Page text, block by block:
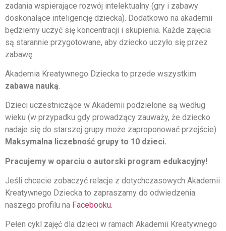
zadania wspierające rozwój intelektualny (gry i zabawy
doskonalące inteligencję dziecka). Dodatkowo na akademii
będziemy uczyć się koncentracji i skupienia. Każde zajęcia
są starannie przygotowane, aby dziecko uczyło się przez
zabawę.
Akademia Kreatywnego Dziecka to przede wszystkim
zabawa nauką.
Dzieci uczestniczące w Akademii podzielone są według
wieku (w przypadku gdy prowadzący zauważy, że dziecko
nadaje się do starszej grupy może zaproponować przejście).
Maksymalna liczebność grupy to 10 dzieci.
Pracujemy w oparciu o autorski program edukacyjny!
Jeśli chcecie zobaczyć relacje z dotychczasowych Akademii
Kreatywnego Dziecka to zapraszamy do odwiedzenia
naszego profilu na Facebooku.
Pełen cykl zajęć dla dzieci w ramach Akademii Kreatywnego